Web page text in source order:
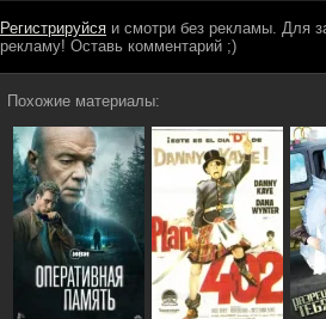
Регистрируйся и смотри без рекламы. Для
рекламу! Оставь комментарий ;)
Похожие материалы: